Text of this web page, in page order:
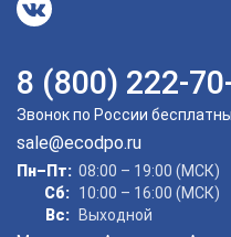
8 (800) 222-
Звонок по России
sale@ecodpo.ru
Пн–Пт: 08:00 – 19:00 (МСК)
Сб: 10:00 – 16:00 (МСК)
Вс:
Выходной
ChatApp
online
Мессенджеры
Свяжитесь с нами